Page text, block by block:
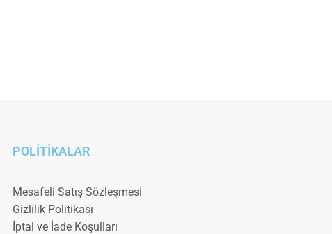
POLİTİKALAR
Mesafeli Satış Sözleşmesi
Gizlilik Politikası
İptal ve İade Koşulları